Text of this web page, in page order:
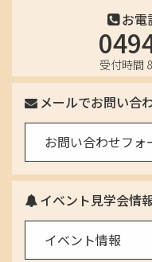
2025年3月
2025年2月
2025年1月
2024年11月
お電
受付時間
メールでお問い合
お問い合わせフォ
イベント見学会情
イベント情報